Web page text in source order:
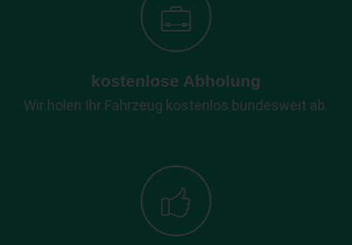
kostenlose Abholung
Wir holen Ihr Fahrzeug kostenlos bundesweit ab.